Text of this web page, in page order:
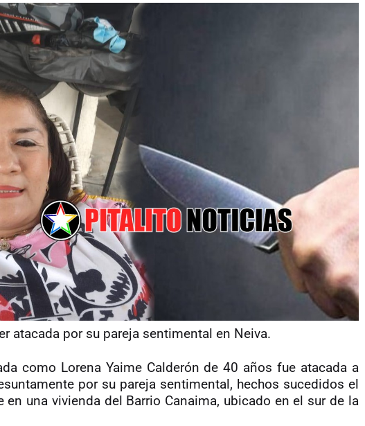
atacada por su pareja sentimental en Neiva.
como Lorena Yaime Calderón de 40 años fue atacada a
por su pareja sentimental, hechos sucedidos el
en una vivienda del Barrio Canaima, ubicado en el sur de la